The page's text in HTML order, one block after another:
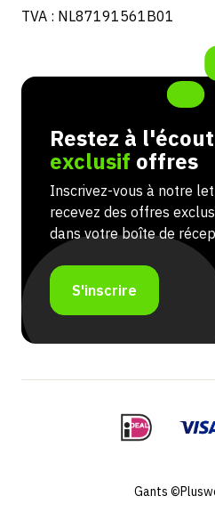
TVA : NL87191561B01
Restez à
exclusif offres
Inscrivez-vous à notre
recevez des offres
dans votre boîte de
S'inscrire
Gants